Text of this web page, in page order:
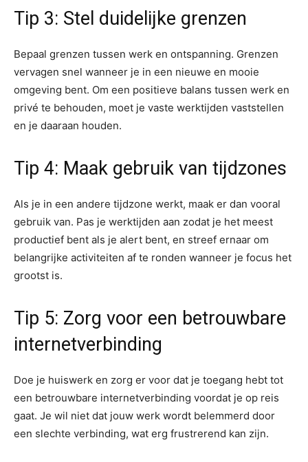
Tip 3: Stel duidelijke grenzen
Bepaal grenzen tussen werk en ontspanning. Grenzen
vervagen snel wanneer je in een nieuwe en mooie
omgeving bent. Om een positieve balans tussen werk en
privé te behouden, moet je vaste werktijden vaststellen
en je daaraan houden.
Tip 4: Maak gebruik van tijdzones
Als je in een andere tijdzone werkt, maak er dan vooral
gebruik van. Pas je werktijden aan zodat je het meest
productief bent als je alert bent, en streef ernaar om
belangrijke activiteiten af te ronden wanneer je focus het
grootst is.
Tip 5: Zorg voor een betrouwbare
internetverbinding
Doe je huiswerk en zorg er voor dat je toegang hebt tot
een betrouwbare internetverbinding voordat je op reis
gaat. Je wil niet dat jouw werk wordt belemmerd door
een slechte verbinding, wat erg frustrerend kan zijn.